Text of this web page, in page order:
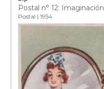
Postal n° 12: Imaginación
Postal | 1954